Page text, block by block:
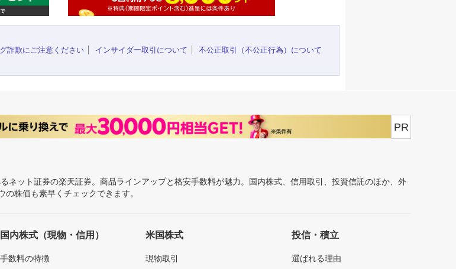
詐欺にご注意ください インサイダー取引について
不公正取引（不公正行為）について
PR
ネット証券の楽天証券。商品ラインアップと格安手数料が魅力。国内株式、信用取引、投資信託のほか、外
株価も素早くチェックできます。
国内株式（現物・信用）
手数料の特徴
米国株式
現物取引
投信・積立
選ばれる理由